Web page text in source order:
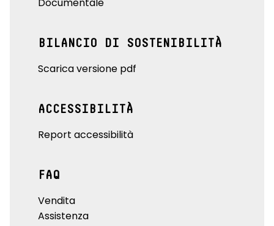
Documentale
BILANCIO DI SOSTENIBILITÀ
Scarica versione pdf
ACCESSIBILITÀ
Report accessibilità
FAQ
Vendita
Assistenza